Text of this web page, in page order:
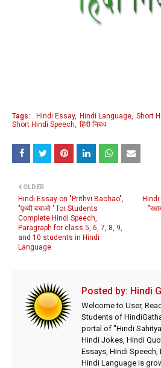
Tags: Hindi Essay Hindi Language Short
Short Hindi Speech
हिंदी निबंध
OLDER
Hindi Essay on "Prithvi Bachao",
"पृथ्वी बचाओ " for Students
Complete Hindi Speech,
Paragraph for class 5, 6, 7, 8, 9,
and 10 students in Hindi
Language
Posted by: Hindi
Welcome to User,
Students of
portal of "Hindi
Hindi Jokes, Hindi
Essays, Hindi
Hindi Language is